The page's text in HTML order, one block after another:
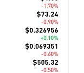
-1.70%
$73.24
-0.90%
$0.326956
+0.10%
$0.069351
-0.60%
$505.32
-0.50%